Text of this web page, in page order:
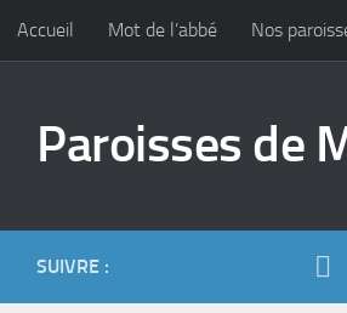
Skip to content
Accueil Mot de l’abbé Nos
Paroisses de
SUIVRE :